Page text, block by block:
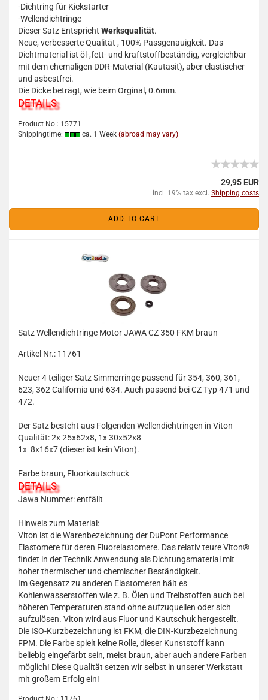
-Dichtring für Kickstarter
-Wellendichtringe
Dieser Satz Entspricht Werksqualität.
Neue, verbesserte Qualität , 100% Passgenauigkeit. Das
Dichtmaterial ist öl-,fett- und kraftstoffbeständig, vergleichbar
mit dem ehemaligen DDR-Material (Kautasit), aber elastischer
und asbestfrei.
Die Dicke beträgt, wie beim Orginal, 0.6mm.
DETAILS
Product No.: 15771
Shippingtime:
ca. 1 Week (abroad may vary)
29,95 EUR
incl. 19% tax excl. Shipping costs
ADD TO CART
Satz Wellendichtringe Motor JAWA CZ 350 FKM braun
Artikel Nr.: 11761
Neuer 4 teiliger Satz Simmerringe passend für 354, 360, 361,
623, 362 California und 634. Auch passend bei CZ Typ 471 und
472.
Der Satz besteht aus Folgenden Wellendichtringen in Viton
Qualität: 2x 25x62x8, 1x 30x52x8
1x 8x16x7 (dieser ist kein Viton).
Farbe braun, Fluorkautschuck
DETAILS
Jawa Nummer: entfällt
Hinweis zum Material:
Viton ist die Warenbezeichnung der DuPont Performance
Elastomere für deren Fluorelastomere. Das relativ teure Viton®
findet in der Technik Anwendung als Dichtungsmaterial mit
hoher thermischer und chemischer Beständigkeit.
Im Gegensatz zu anderen Elastomeren hält es
Kohlenwasserstoffen wie z. B. Ölen und Treibstoffen auch bei
höheren Temperaturen stand ohne aufzuquellen oder sich
aufzulösen. Viton wird aus Fluor und Kautschuk hergestellt.
Die ISO-Kurzbezeichnung ist FKM, die DIN-Kurzbezeichnung
FPM. Die Farbe spielt keine Rolle, dieser Kunststoff kann
beliebig eingefärbt sein, meist braun, aber auch andere Farben
möglich! Diese Qualität setzen wir selbst in unserer Werkstatt
mit großem Erfolg ein!